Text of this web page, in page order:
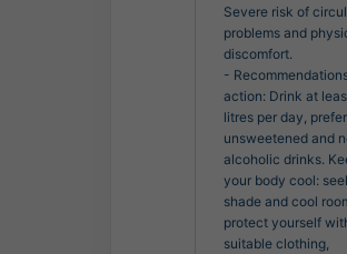
Severe risk of
problems and
discomfort.
-
action: Drink at
litres per day,
unsweetened and
alcoholic drinks.
your body cool:
shade and cool
protect yourself
suitable clothing,